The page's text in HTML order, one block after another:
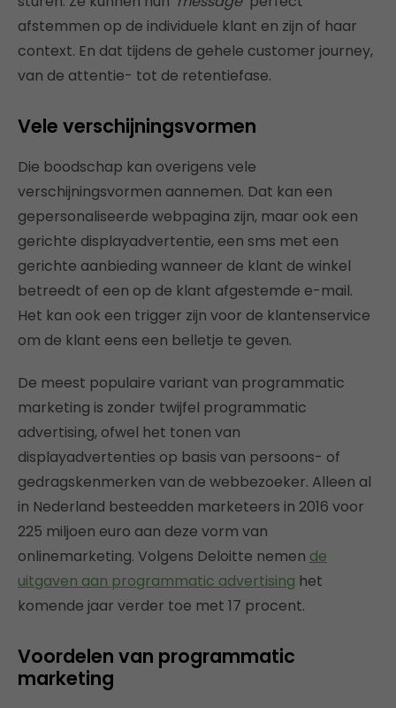
afstemmen op de individuele klant en zijn of haar
context. En dat tijdens de gehele customer journey,
van de attentie- tot de retentiefase.
Vele verschijningsvormen
Die boodschap kan overigens vele
verschijningsvormen aannemen. Dat kan een
gepersonaliseerde webpagina zijn, maar ook een
gerichte displayadvertentie, een sms met een
gerichte aanbieding wanneer de klant de winkel
betreedt of een op de klant afgestemde e-mail.
Het kan ook een trigger zijn voor de klantenservice
om de klant eens een belletje te geven.
De meest populaire variant van programmatic
marketing is zonder twijfel programmatic
advertising, ofwel het tonen van
displayadvertenties op basis van persoons- of
gedragskenmerken van de webbezoeker. Alleen al
in Nederland besteedden marketeers in 2016 voor
225 miljoen euro aan deze vorm van
onlinemarketing. Volgens Deloitte nemen de
uitgaven aan programmatic advertising het
komende jaar verder toe met 17 procent.
Voordelen van programmatic
marketing